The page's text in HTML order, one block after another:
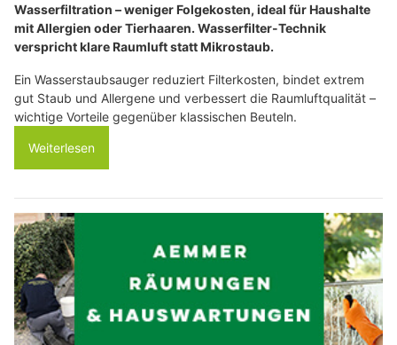
Wasserfiltration – weniger Folgekosten, ideal für Haushalte
mit Allergien oder Tierhaaren. Wasserfilter-Technik
verspricht klare Raumluft statt Mikrostaub.
Ein Wasserstaubsauger reduziert Filterkosten, bindet extrem
gut Staub und Allergene und verbessert die Raumluftqualität –
wichtige Vorteile gegenüber klassischen Beuteln.
Weiterlesen